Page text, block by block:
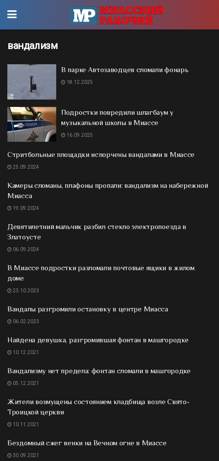
вандализм
В парке Автозаводцев сломали фонарь
18.12.2025
Подростки повредили шлагбаум у
музыкальной школы в Миассе
16.09.2025
Стритбольные площадки испорчены вандалами в Миассе
25.09.2024
Камеры сломаны, плафоны пропали: вандализм на набережной
Миасса
19.09.2024
Девятилетний мальчик разбил стекло электропоезда в
Златоусте
06.09.2024
В Миассе подростки разломали почтовые ящики в жилом
доме
23.10.2023
Вандалы разгромили остановку в центре Миасса
06.02.2023
Найдена девушка, разгромившая фонтан в машгородке
10.12.2021
Вандализму нет предела: фонтан сломали в машгородке
05.12.2021
Жители возмущены состоянием кладбища возле Свято-
Троицкой церкви
10.11.2021
Бездомный сжег венки на Вечном огне в Миассе
30.09.2021